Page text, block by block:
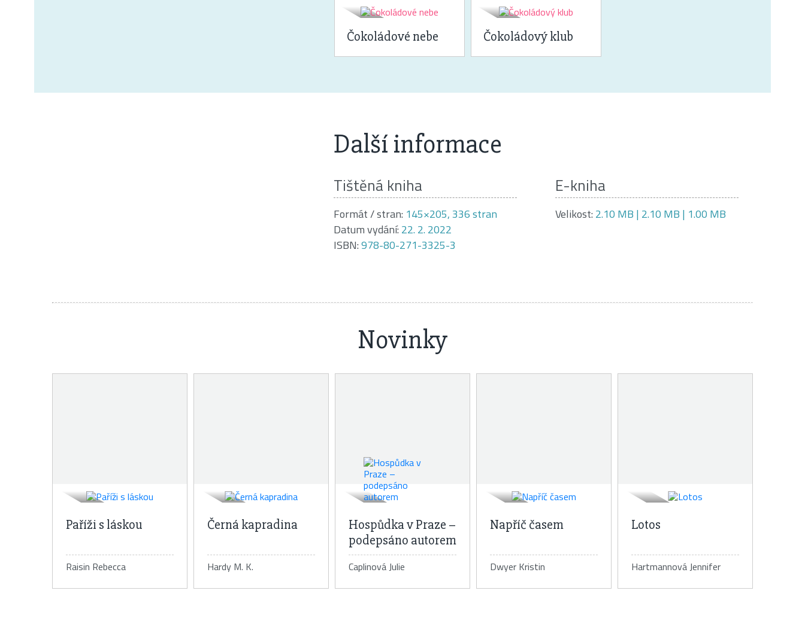
Čokoládové nebe Čokoládový klub
Další informace
Tištěná kniha
Formát / stran: 145×205, 336 stran
Datum vydání: 22. 2. 2022
ISBN:978-80-271-3325-3
E-kniha
Velikost: 2.10 MB | 2.10 MB | 1.00 MB
Novinky
Paříži s láskou
Raisin Rebecca
Detail knihy
Černá kapradina
Hardy M. K.Detail knihy
Hospůdka v Praze –
podepsáno autorem
Caplinová JulieDetail knihy
Napříč časem
Dwyer KristinDetail knihy
Lotos
Hartmannová Jennifer
Detail knihy